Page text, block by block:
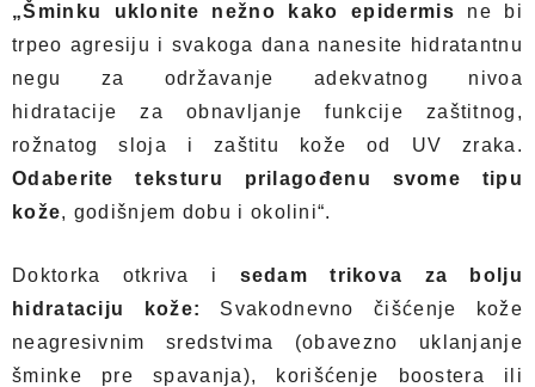
„Šminku uklonite nežno kako epidermis ne bi
trpeo agresiju i svakoga dana nanesite hidratantnu
negu za održavanje adekvatnog nivoa
hidratacije za obnavljanje funkcije zaštitnog,
rožnatog sloja i zaštitu kože od UV zraka.
Odaberite teksturu prilagođenu svome tipu
kože, godišnjem dobu i okolini“.
Doktorka otkriva i sedam trikova za bolju
hidrataciju kože:
Svakodnevno čišćenje kože
neagresivnim sredstvima (obavezno uklanjanje
šminke pre spavanja), korišćenje boostera ili